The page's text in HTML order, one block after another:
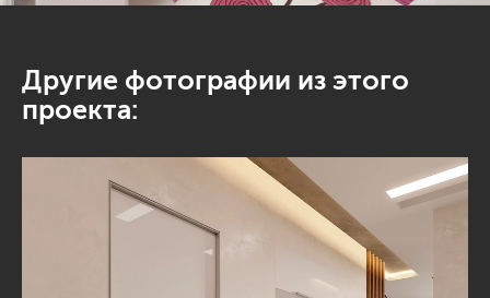
Другие фотографии из этого
проекта: